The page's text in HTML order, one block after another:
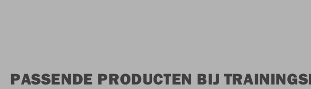
PASSENDE PRODUCTEN BIJ